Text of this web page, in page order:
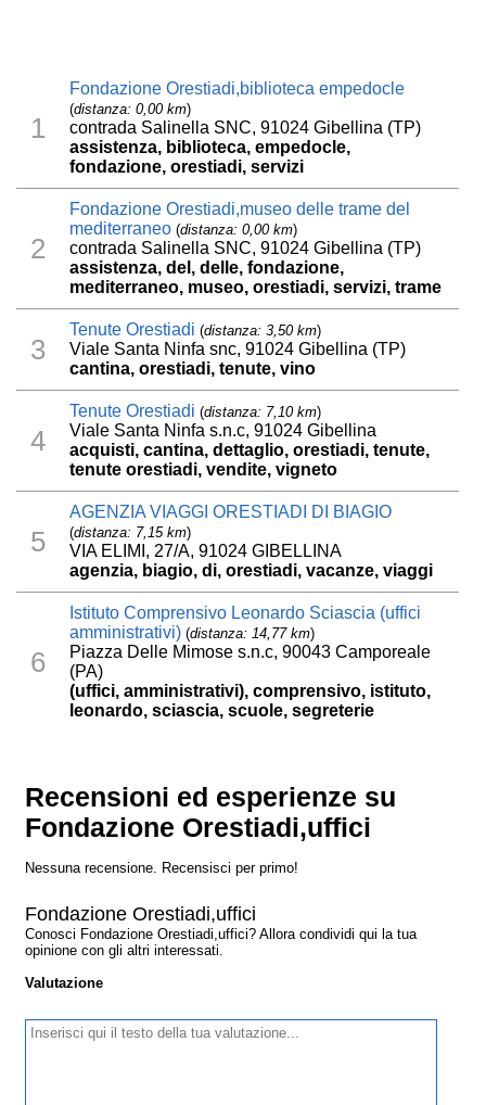
1
Fondazione Orestiadi,biblioteca empedocle
(distanza: 0,00 km)
contrada Salinella SNC, 91024 Gibellina (TP)
assistenza, biblioteca, empedocle,
fondazione, orestiadi, servizi
2
Fondazione Orestiadi,museo delle trame del
mediterraneo (distanza: 0,00 km)
contrada Salinella SNC, 91024 Gibellina (TP)
assistenza, del, delle, fondazione,
mediterraneo, museo, orestiadi, servizi, trame
3
Tenute Orestiadi (distanza: 3,50 km)
Viale Santa Ninfa snc, 91024 Gibellina (TP)
cantina, orestiadi, tenute, vino
4
Tenute Orestiadi (distanza: 7,10 km)
Viale Santa Ninfa s.n.c, 91024 Gibellina
acquisti, cantina, dettaglio, orestiadi, tenute,
tenute orestiadi, vendite, vigneto
5
AGENZIA VIAGGI ORESTIADI DI BIAGIO
(distanza: 7,15 km)
VIA ELIMI, 27/A, 91024 GIBELLINA
agenzia, biagio, di, orestiadi, vacanze, viaggi
6
Istituto Comprensivo Leonardo Sciascia (uffici
amministrativi) (distanza: 14,77 km)
Piazza Delle Mimose s.n.c, 90043 Camporeale
(PA)
(uffici, amministrativi), comprensivo, istituto,
leonardo, sciascia, scuole, segreterie
Recensioni ed esperienze su
Fondazione Orestiadi,uffici
Nessuna recensione. Recensisci per primo!
Fondazione Orestiadi,uffici
Conosci Fondazione Orestiadi,uffici? Allora condividi qui la tua
opinione con gli altri interessati.
Valutazione